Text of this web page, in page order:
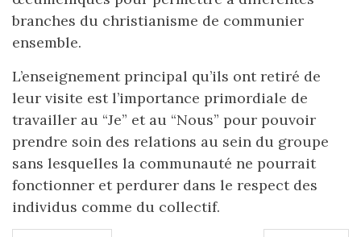
branches du christianisme de communier
ensemble.
L’enseignement principal qu’ils ont retiré de
leur visite est l’importance primordiale de
travailler au “Je” et au “Nous” pour pouvoir
prendre soin des relations au sein du groupe
sans lesquelles la communauté ne pourrait
fonctionner et perdurer dans le respect des
individus comme du collectif.